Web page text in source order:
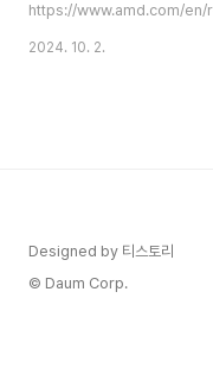
https://www.amd.com/
articles/faqs/GPU-
진입하여 현재 설치된 드라이
2024. 10. 2.
Designed by 티스토리
© Daum Corp.